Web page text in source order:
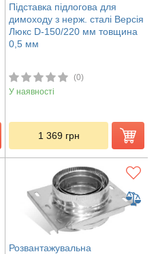
Підставка підлогова для
димоходу з нерж. сталі Версія
Люкс D-150/220 мм товщина
0,5 мм
(0)
У наявності
1 369 грн
Розвантажувальна